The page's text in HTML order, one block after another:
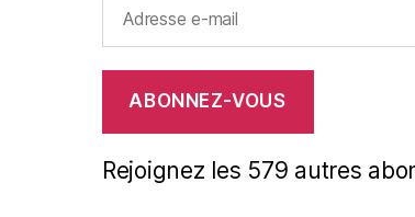
mail
ABONNEZ-VOUS
Rejoignez les 579 autres